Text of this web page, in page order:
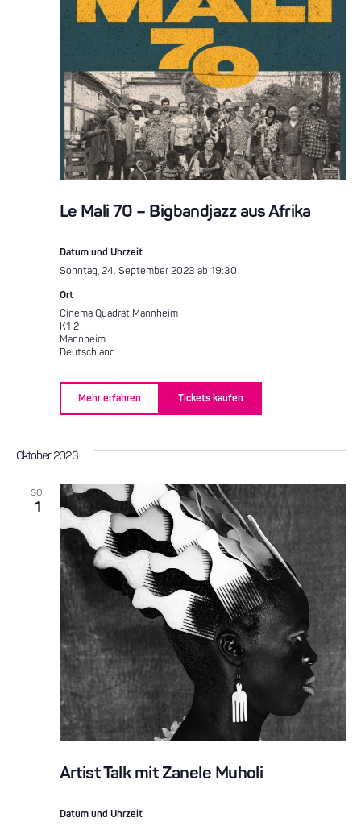
Le Mali 70 – Bigbandjazz aus Afrika
Datum und Uhrzeit
Sonntag, 24. September 2023 ab 19:30
Ort
Cinema Quadrat Mannheim
K1 2
Mannheim
Deutschland
Mehr erfahren Tickets kaufen
Oktober 2023
SO.
1
Artist Talk mit Zanele Muholi
Datum und Uhrzeit